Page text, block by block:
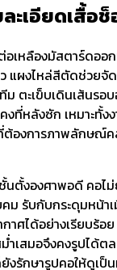
ละเอียดเสื้อ
เหลืองมัสตาร์ดออ
แผงไหล่สีตัดช่วยจั
ตะเข็บเดินเส้นรอ
งที่หลังซัก เหมาะทั้
ต้องการภาพลักษณ์
นตั้งองศาพอดี คอไ
ม รับกับกระดุมหน้
าศได้อย่างเรียบร้อ
ำเสมอจึงคงรูปได้ต
งรักษารูปคอให้ดูเป็